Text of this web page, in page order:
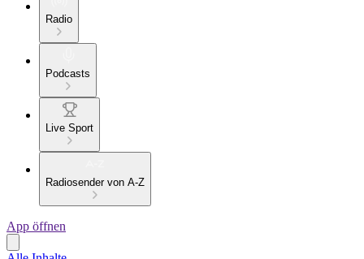
Radio
Podcasts
Live Sport
Radiosender von A-Z
App öffnen